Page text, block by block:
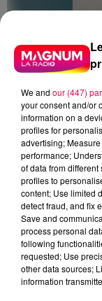
Des
excès de
céramique
We and our (447)
your consent and/or
information on a
profiles for
advertising;
performance;
of data from
profiles to
content; Use limited
detect fraud, and fix
Save and
process personal
following
requested; Use
other data sources;
information